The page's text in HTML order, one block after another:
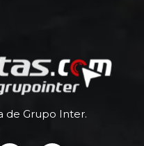
de Grupo Inter.